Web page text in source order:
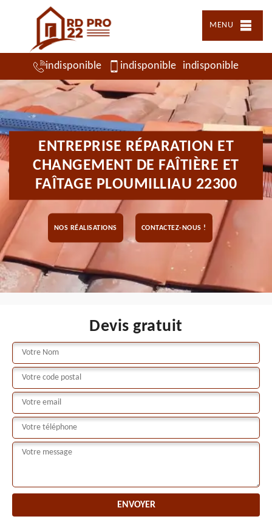
MENU
indisponible indisponible indisponible
ENTREPRISE RÉPARATION ET
CHANGEMENT DE FAÎTIÈRE ET
FAÎTAGE PLOUMILLIAU 22300
NOS RÉALISATIONS CONTACTEZ-NOUS !
Devis gratuit